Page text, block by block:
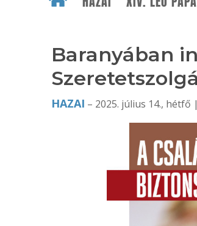
Baranyában
HAZAI – 2025. július 14., hétfő